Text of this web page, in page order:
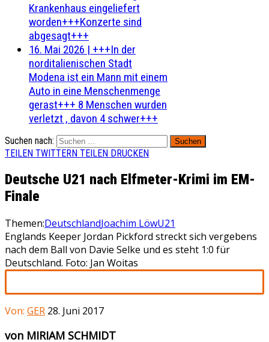
Krankenhaus eingeliefert
worden+++Konzerte sind
abgesagt+++
16. Mai 2026 | +++In der
norditalienischen Stadt
Modena ist ein Mann mit einem
Auto in eine Menschenmenge
gerast+++ 8 Menschen wurden
verletzt , davon 4 schwer+++
Suchen nach:
TEILEN TWITTERN TEILEN DRUCKEN
Deutsche U21 nach Elfmeter-Krimi im EM-
Finale
Themen:DeutschlandJoachim LöwU21
Englands Keeper Jordan Pickford streckt sich vergebens
nach dem Ball von Davie Selke und es steht 1:0 für
Deutschland. Foto: Jan Woitas
Von: GER 28. Juni 2017
von MIRIAM SCHMIDT